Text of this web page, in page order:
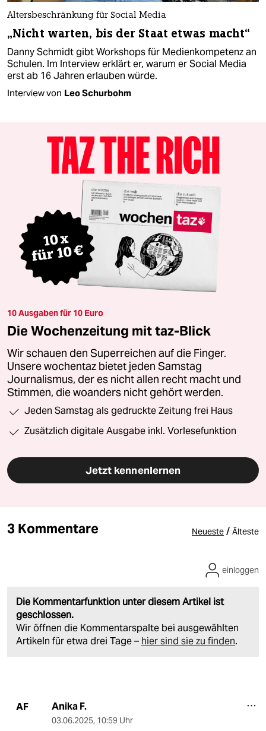
Altersbeschränkung für Social Media
„Nicht warten, bis der Staat etwas macht“
Danny Schmidt gibt Workshops für Medienkompetenz an
Schulen. Im Interview erklärt er, warum er Social Media
erst ab 16 Jahren erlauben würde.
Interview von Leo Schurbohm
10 Ausgaben für 10 Euro
Die Wochenzeitung mit taz-Blick
Wir schauen den Superreichen auf die Finger.
Unsere wochentaz bietet jeden Samstag
Journalismus, der es nicht allen recht macht und
Stimmen, die woanders nicht gehört werden.
Jeden Samstag als gedruckte Zeitung frei Haus
Zusätzlich digitale Ausgabe inkl. Vorlesefunktion
Jetzt kennenlernen
3 Kommentare Neueste / Älteste
Die Kommentarfunktion unter diesem Artikel ist
geschlossen.
Wir öffnen die Kommentarspalte bei ausgewählten
Artikeln für etwa drei Tage – hier sind sie zu finden.
einloggen
AF Anika F.
03.06.2025, 10:59 Uhr